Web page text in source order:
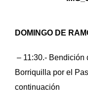
DOMINGO DE
– 11:30.- Bendición
Borriquilla por el
continuación